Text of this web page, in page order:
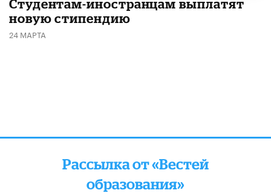
Студентам-иностранцам выплатят
новую стипендию
24 МАРТА
Рассылка от «Вестей
образования»